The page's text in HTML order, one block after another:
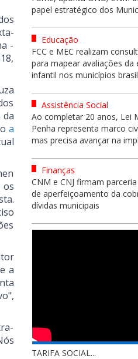
-
da
a
os
a
papel estratégico dos
Educação
FCC e MEC realizam
para mapear avaliações da
infantil nos municípios
Assistência Social
Ao completar 20 anos, Lei
Penha representa marco
mas precisa avançar na
Finanças
CNM e CNJ firmam
de aperfeiçoamento da
dívidas municipais
TARIFA SOCIAL...